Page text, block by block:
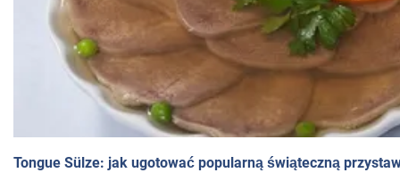
Tongue Sülze: jak ugotować popularną świąteczną